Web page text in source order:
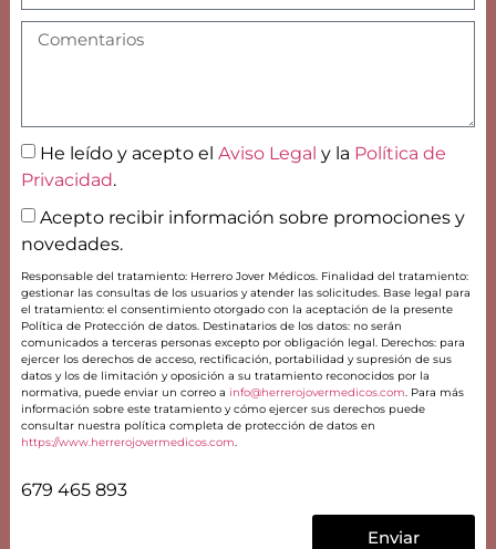
He leído y acepto el Aviso Legal y la Política de
Privacidad.
Acepto recibir información sobre promociones y
novedades.
Responsable del tratamiento: Herrero Jover Médicos. Finalidad del tratamiento:
gestionar las consultas de los usuarios y atender las solicitudes. Base legal para
el tratamiento: el consentimiento otorgado con la aceptación de la presente
Política de Protección de datos. Destinatarios de los datos: no serán
comunicados a terceras personas excepto por obligación legal. Derechos: para
ejercer los derechos de acceso, rectificación, portabilidad y supresión de sus
datos y los de limitación y oposición a su tratamiento reconocidos por la
normativa, puede enviar un correo a info@herrerojovermedicos.com. Para más
información sobre este tratamiento y cómo ejercer sus derechos puede
consultar nuestra política completa de protección de datos en
https://www.herrerojovermedicos.com.
679 465 893
Enviar